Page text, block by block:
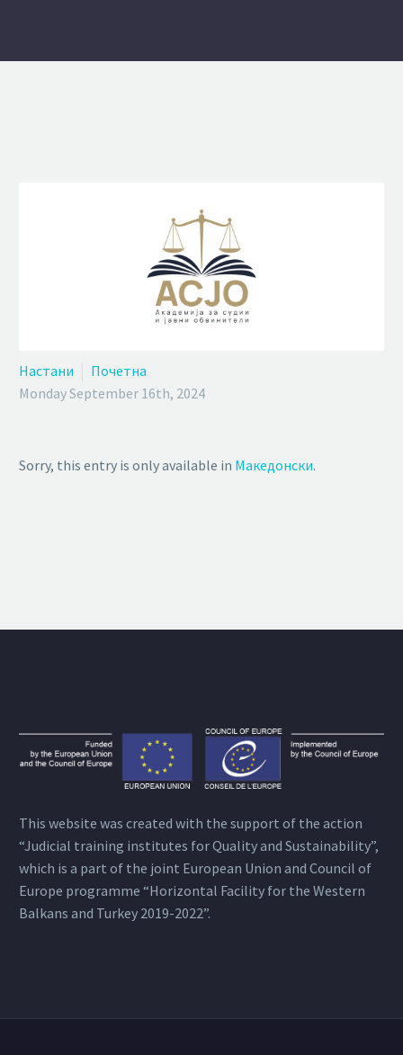
Настани
Почетна
Monday September 16th, 2024
Sorry, this entry is only available in Македонски.
This website was created with the support of the action
“Judicial training institutes for Quality and Sustainability”,
which is a part of the joint European Union and Council of
Europe programme “Horizontal Facility for the Western
Balkans and Turkey 2019-2022”.